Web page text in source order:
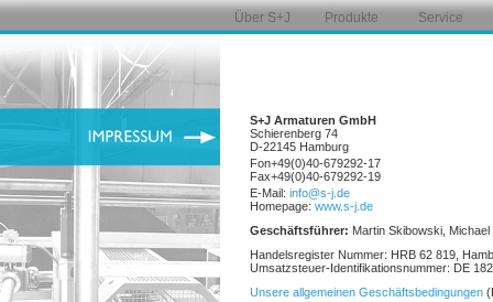
Über S+J Produkte Service
S+J Armaturen GmbH
Schierenberg 74
D-22145 Hamburg
Fon+49(0)40-679292-17
Fax+49(0)40-679292-19
E-Mail: info@s-j.de
Homepage: www.s-j.de
Geschäftsführer: Martin Skibowski,
Handelsregister Nummer: HRB 62 819,
Umsatzsteuer-Identifikationsnummer: DE
Unsere allgemeinen Geschäftsbedingungen